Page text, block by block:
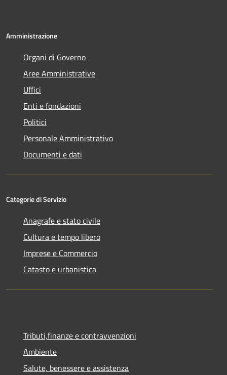
Amministrazione
Organi di Governo
Aree Amministrative
Uffici
Enti e fondazioni
Politici
Personale Amministrativo
Documenti e dati
Categorie di Servizio
Anagrafe e stato civile
Cultura e tempo libero
Imprese e Commercio
Catasto e urbanistica
Tributi,finanze e contravvenzioni
Ambiente
Salute, benessere e assistenza